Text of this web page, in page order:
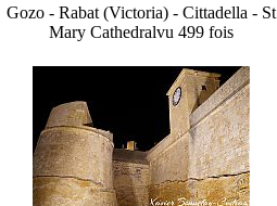
Gozo - Rabat (Victoria) - Cittadella - St
Mary Cathedralvu 499 fois